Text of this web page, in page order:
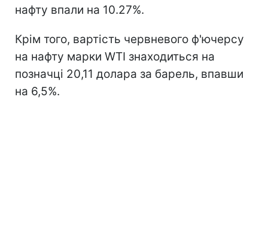
нафту впали на 10.27%.
Крім того, вартість червневого ф'ючерсу
на нафту марки WTI знаходиться на
позначці 20,11 долара за барель, впавши
на 6,5%.